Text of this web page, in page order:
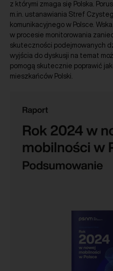
z którymi zmaga się Polska.
m.in. ustanawiania Stref
komunikacyjnego w Polsce.
w procesie monitorowania
skuteczności podejmowanych
wyjścia do dyskusji na temat
pomogą skutecznie poprawić
mieszkańców Polski.